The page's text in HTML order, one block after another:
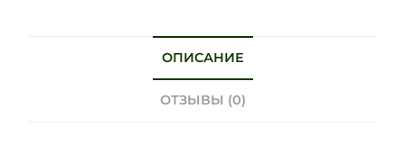
ОПИСАНИЕ
ОТЗЫВЫ (0)